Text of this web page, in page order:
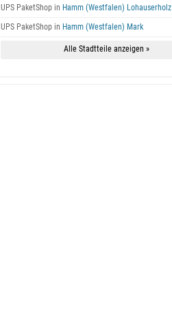
UPS PaketShop in Hamm (Westfalen) Lohauserholz
UPS PaketShop in Hamm (Westfalen) Mark
Alle Stadtteile anzeigen »